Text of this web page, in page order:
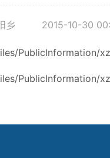
乡 2015-10-30
PublicInformation/
PublicInformation/